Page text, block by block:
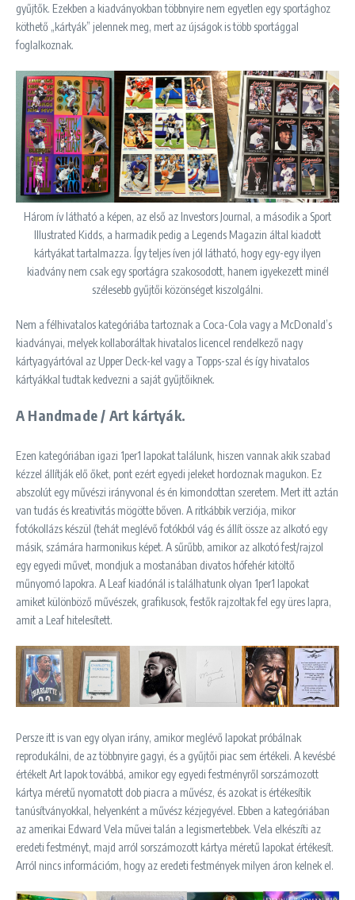
gyűjtők. Ezekben a kiadványokban többnyire nem egyetlen egy sportághoz
köthető „kártyák” jelennek meg, mert az újságok is több sportággal
foglalkoznak.
Három ív látható a képen, az első az Investors Journal, a második a Sport
Illustrated Kidds, a harmadik pedig a Legends Magazin által kiadott
kártyákat tartalmazza. Így teljes íven jól látható, hogy egy-egy ilyen
kiadvány nem csak egy sportágra szakosodott, hanem igyekezett minél
szélesebb gyűjtői közönséget kiszolgálni.
Nem a félhivatalos kategóriába tartoznak a Coca-Cola vagy a McDonald’s
kiadványai, melyek kollaboráltak hivatalos licencel rendelkező nagy
kártyagyártóval az Upper Deck-kel vagy a Topps-szal és így hivatalos
kártyákkal tudtak kedvezni a saját gyűjtőiknek.
A Handmade / Art kártyák.
Ezen kategóriában igazi 1per1 lapokat találunk, hiszen vannak akik szabad
kézzel állítják elő őket, pont ezért egyedi jeleket hordoznak magukon. Ez
abszolút egy művészi irányvonal és én kimondottan szeretem. Mert itt aztán
van tudás és kreativitás mögötte bőven. A ritkábbik verziója, mikor
fotókollázs készül (tehát meglévő fotókból vág és állít össze az alkotó egy
másik, számára harmonikus képet. A sűrűbb, amikor az alkotó fest/rajzol
egy egyedi művet, mondjuk a mostanában divatos hófehér kitöltő
műnyomó lapokra. A Leaf kiadónál is találhatunk olyan 1per1 lapokat
amiket különböző művészek, grafikusok, festők rajzoltak fel egy üres lapra,
amit a Leaf hitelesített.
Persze itt is van egy olyan irány, amikor meglévő lapokat próbálnak
reprodukálni, de az többnyire gagyi, és a gyűjtői piac sem értékeli. A kevésbé
értékelt Art lapok továbbá, amikor egy egyedi festményről sorszámozott
kártya méretű nyomatott dob piacra a művész, és azokat is értékesítik
tanúsítványokkal, helyenként a művész kézjegyével. Ebben a kategóriában
az amerikai Edward Vela művei talán a legismertebbek. Vela elkészíti az
eredeti festményt, majd arról sorszámozott kártya méretű lapokat értékesít.
Arról nincs információm, hogy az eredeti festmények milyen áron kelnek el.